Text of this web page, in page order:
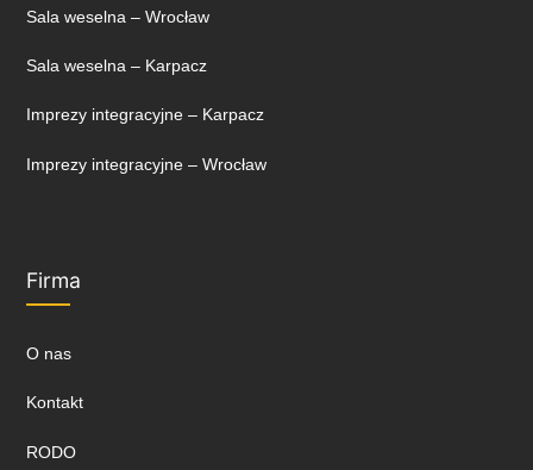
Sala weselna – Wrocław
Sala weselna – Karpacz
Imprezy integracyjne – Karpacz
Imprezy integracyjne – Wrocław
Firma
O nas
Kontakt
RODO